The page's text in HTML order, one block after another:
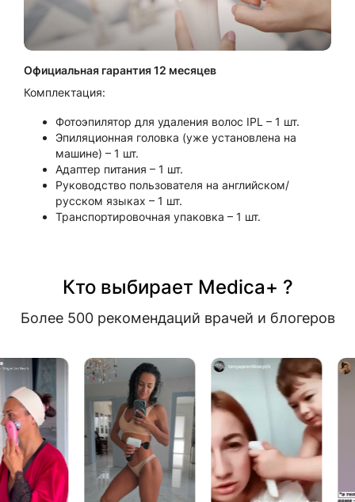
Официальная гарантия 12 месяцев
Комплектация:
Фотоэпилятор для удаления волос IPL – 1 шт.
Эпиляционная головка (уже установлена ​​на
машине) – 1 шт.
Адаптер питания – 1 шт.
Руководство пользователя на английском/
русском языках – 1 шт.
Транспортировочная упаковка – 1 шт.
Кто выбирает Medica+ ?
Более 500 рекомендаций врачей и блогеров